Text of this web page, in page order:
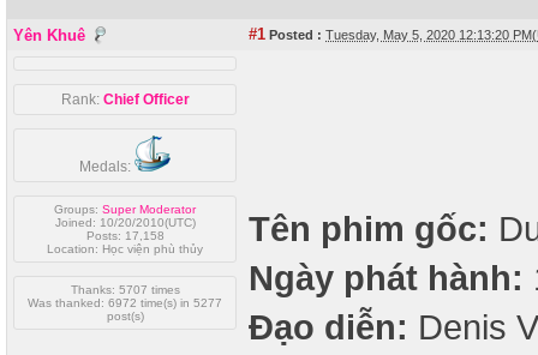
Yên Khuê #1 Posted : Tuesday, May 5, 2020 12:13:20
Rank: Chief Officer
Medals:
Groups: Super Moderator
Joined: 10/20/2010(UTC)
Posts: 17,158
Location: Học viện phù thủy
Thanks: 5707 times
Was thanked: 6972 time(s) in 5277
post(s)
Tên phim gốc:
Ngày phát hành:
Đạo diễn: Denis